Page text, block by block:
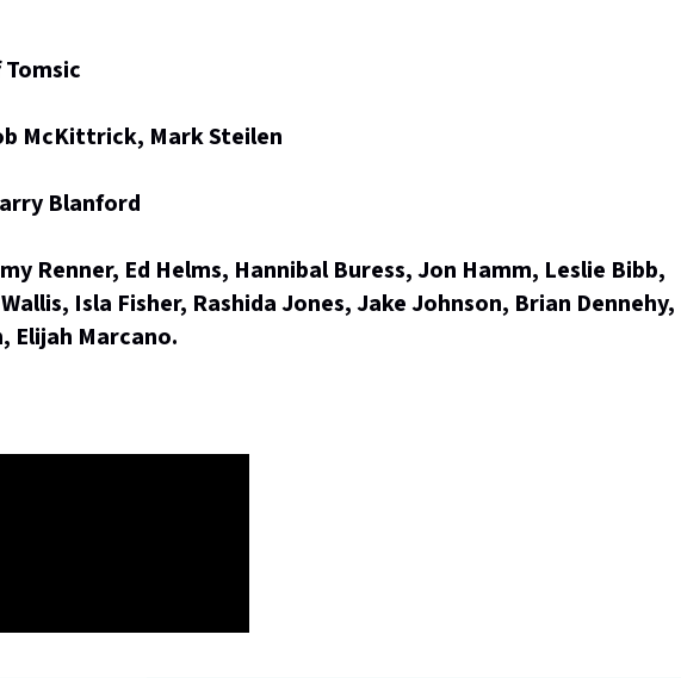
McKittrick, Mark Steilen
Blanford
Renner, Ed Helms, Hannibal Buress, Jon Hamm, Leslie Bibb,
Isla Fisher, Rashida Jones, Jake Johnson, Brian Dennehy,
Elijah Marcano.